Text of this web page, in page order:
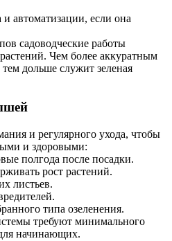
автоматизации, если она
садоводческие работы
Чем более аккуратным
дольше служит зеленая
и регулярного ухода, чтобы
и здоровыми:
полгода после посадки.
рост растений.
листьев.
типа озеленения.
требуют минимального
начинающих.